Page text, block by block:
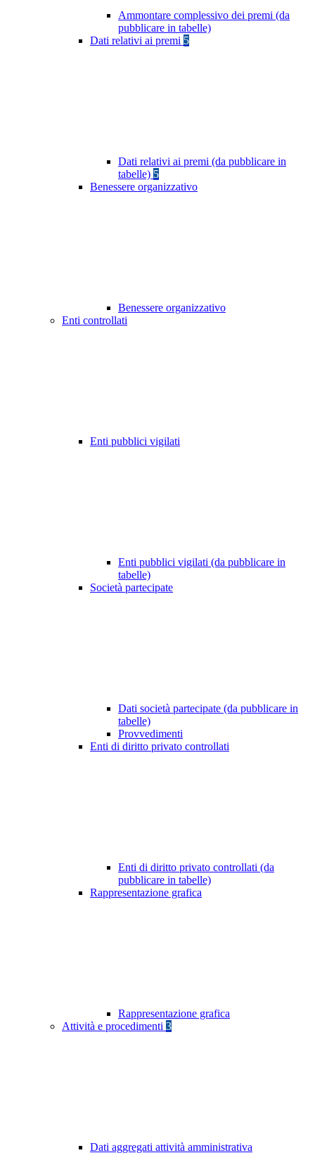
Ammontare complessivo dei premi (da
pubblicare in tabelle)
Dati relativi ai premi 5
Dati relativi ai premi (da pubblicare in
tabelle) 5
Benessere organizzativo
Benessere organizzativo
Enti controllati
Enti pubblici vigilati
Enti pubblici vigilati (da pubblicare in
tabelle)
Società partecipate
Dati società partecipate (da pubblicare in
tabelle)
Provvedimenti
Enti di diritto privato controllati
Enti di diritto privato controllati (da
pubblicare in tabelle)
Rappresentazione grafica
Rappresentazione grafica
Attività e procedimenti 3
Dati aggregati attività amministrativa